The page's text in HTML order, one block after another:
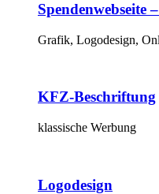
Spendenwebseite
Grafik, Logodesign,
KFZ-Beschriftung
klassische Werbung
Logodesign